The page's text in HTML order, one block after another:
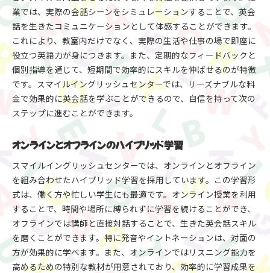
スマイルイングリッシュセンターのリーズナブルなグ
ループレッスンの活用法
グループレッスンのメリットとデメリット
コストを抑えたコミュニケーション強化法
仲間と学ぶ楽しさと学習効果
効率的な学習を実現するクラス設定
レベル別クラスでの個別指導の効果
プロ講師によるグループダイナミクスの活用
岐阜市で英会話を学ぶ理由スマイルイングリッシュセ
ンターの実績と評判
地元に根付いた信頼と実績
実際の受講生の声と評価
地域社会との連携プログラム
継続的なスキルアップの実現性
地域密着型のアットホームな雰囲気
卒業生の成功事例とその活用法
業では、実際の会話シーンをシミュレーションすることで、英会
話を生きたコミュニケーションとして体感することができます。
これにより、教室内だけでなく、実際の生活や仕事の場で即座に
役立つ英語力が身につきます。また、定期的なフィードバックと
個別指導を通じて、短期間で効率的にスキルを伸ばせるのが特徴
です。スマイルイングリッシュセンターでは、リーズナブルな料
金で効果的に英会話を学ぶことができるので、自信を持って次の
ステップに進むことができます。
オンラインとオフラインのハイブリッド学習
スマイルイングリッシュセンターでは、オンラインとオフライン
を組み合わせたハイブリッド学習を採用しています。この学習形
式は、働く方や忙しい学生にも最適です。オンライン授業を利用
することで、時間や場所に縛られずに学習を続けることができ、
オフラインでは講師と直接対話することで、生きた英会話スキル
を磨くことができます。特に発音やイントネーションは、対面の
方が効果的に学べます。また、オンラインではリスニング能力を
高めるための特別な教材が用意されており、効率的に学習成果を